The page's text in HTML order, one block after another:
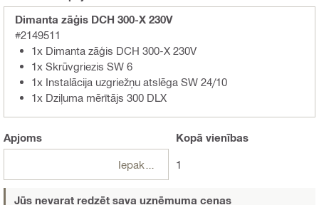
Dimanta zāģis DCH 300-X 230V
#2149511
1x Dimanta zāģis DCH 300-X 230V
1x Skrūvgriezis SW 6
1x Instalācija uzgriežņu atslēga SW 24/10
1x Dziļuma mērītājs 300 DLX
Apjoms Kopā vienības
1
Jūs nevarat redzēt sava uzņēmuma cenas